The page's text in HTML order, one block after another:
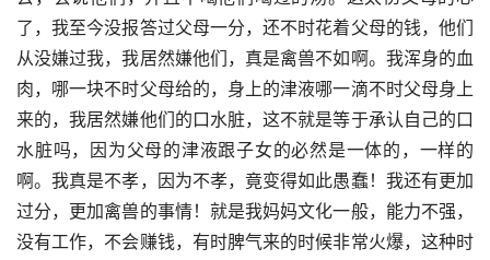
了，我至今没报答过父母一分，还不时花着父母的钱，他们
从没嫌过我，我居然嫌他们，真是禽兽不如啊。我浑身的血
肉，哪一块不时父母给的，身上的津液哪一滴不时父母身上
来的，我居然嫌他们的口水脏，这不就是等于承认自己的口
水脏吗，因为父母的津液跟子女的必然是一体的，一样的
啊。我真是不孝，因为不孝，竟变得如此愚蠢！我还有更加
过分，更加禽兽的事情！就是我妈妈文化一般，能力不强，
没有工作，不会赚钱，有时脾气来的时候非常火爆，这种时